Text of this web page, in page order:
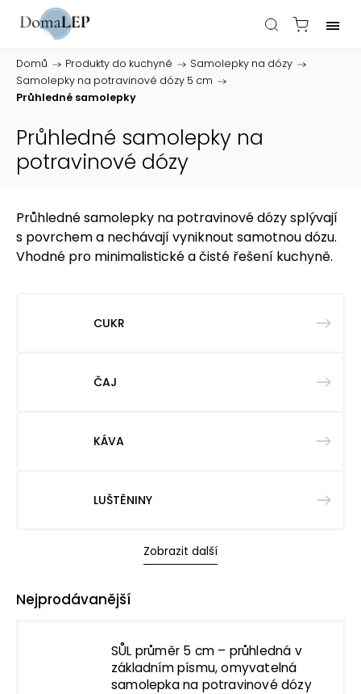
Domů / Produkty do kuchyně / Samolepky na dózy /
Samolepky na potravinové dózy 5 cm /
Průhledné samolepky
Průhledné samolepky na
potravinové dózy
Průhledné samolepky na potravinové dózy splývají
s povrchem a nechávají vyniknout samotnou dózu.
Vhodné pro minimalistické a čisté řešení kuchyně.
CUKR
ČAJ
KÁVA
LUŠTĚNINY
Zobrazit další
Nejprodávanější
SŮL průměr 5 cm – průhledná v
základním písmu, omyvatelná
samolepka na potravinové dózy